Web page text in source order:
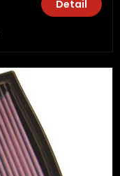
Detail